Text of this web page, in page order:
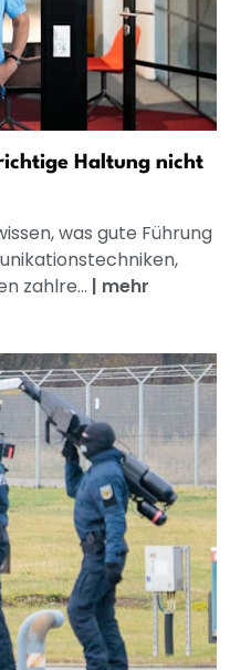
Haltung nicht
was gute Führung
zahlre... | mehr